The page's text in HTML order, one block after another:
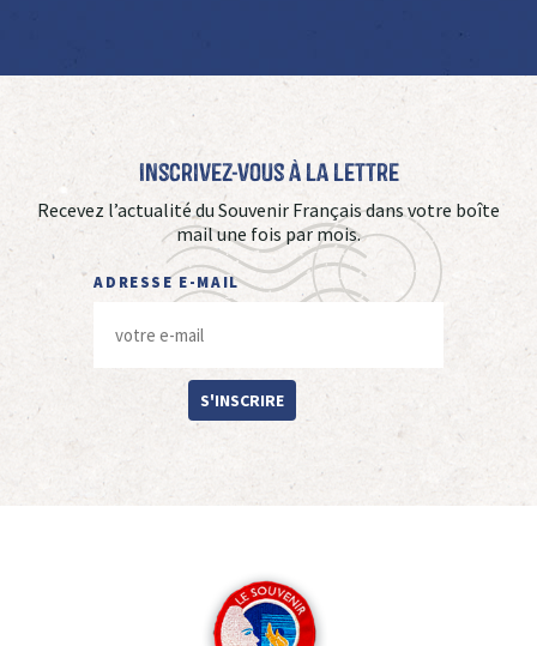
Inscrivez-vous à La Lettre
Recevez l’actualité du Souvenir Français dans votre boîte
mail une fois par mois.
ADRESSE E-MAIL
S'INSCRIRE